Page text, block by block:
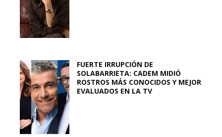
FUERTE IRRUPCIÓN DE
SOLABARRIETA: CADEM MIDIÓ
ROSTROS MÁS CONOCIDOS Y MEJOR
EVALUADOS EN LA TV